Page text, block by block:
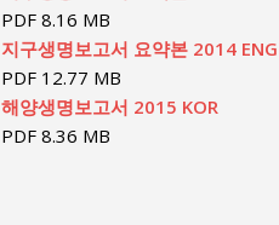
PDF 8.16 MB
지구생명보고서 요약본 2014 ENG
PDF 12.77 MB
해양생명보고서 2015 KOR
PDF 8.36 MB